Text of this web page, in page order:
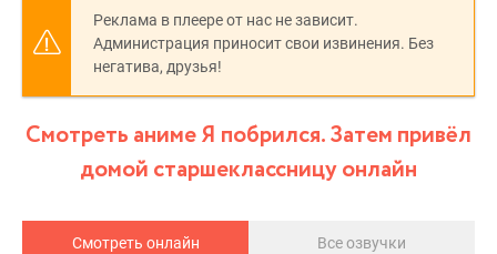
Реклама в плеере от нас не зависит.
Администрация приносит свои извинения. Без
негатива, друзья!
Смотреть аниме Я побрился. Затем привёл
домой старшеклассницу онлайн
Смотреть онлайн Все озвучки